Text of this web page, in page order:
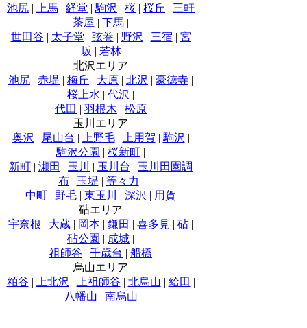
池尻 | 上馬 | 経堂 | 駒沢 | 桜 | 桜丘 | 三軒
茶屋 | 下馬 |
世田谷 | 太子堂 | 弦巻 | 野沢 | 三宿 | 宮
坂 | 若林
北沢エリア
池尻 | 赤堤 | 梅丘 | 大原 | 北沢 | 豪徳寺 |
桜上水 | 代沢 |
代田 | 羽根木 | 松原
玉川エリア
奥沢 | 尾山台 | 上野毛| 上用賀 | 駒沢 |
駒沢公園 | 桜新町 |
新町 | 瀬田 | 玉川 | 玉川台 | 玉川田園調
布| 玉堤 | 等々力 |
中町 | 野毛 | 東玉川 | 深沢 | 用賀
砧エリア
宇奈根 | 大蔵 | 岡本 | 鎌田 | 喜多見 | 砧 |
砧公園 | 成城 |
祖師谷 | 千歳台 | 船橋
烏山エリア
粕谷 | 上北沢 | 上祖師谷 | 北烏山 | 給田 |
八幡山 | 南烏山